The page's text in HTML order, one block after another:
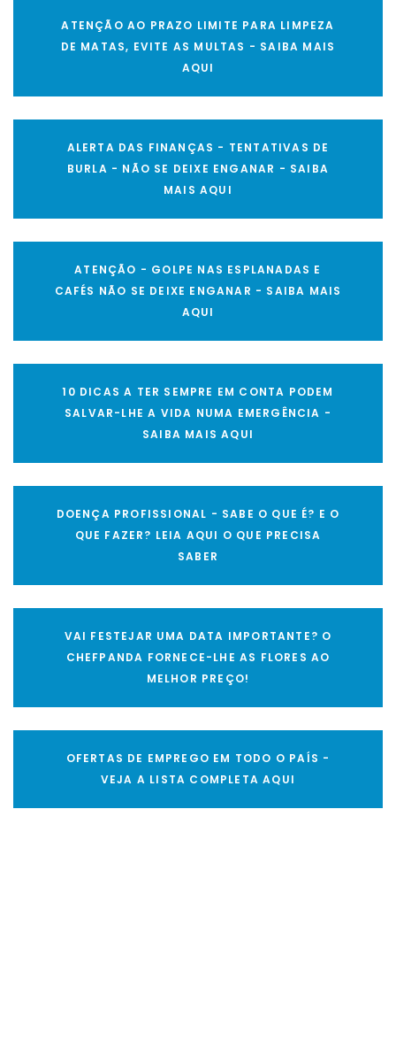
ATENÇÃO AO PRAZO LIMITE PARA LIMPEZA
DE MATAS, EVITE AS MULTAS - SAIBA MAIS
AQUI
ALERTA DAS FINANÇAS - TENTATIVAS DE
BURLA - NÃO SE DEIXE ENGANAR - SAIBA
MAIS AQUI
ATENÇÃO - GOLPE NAS ESPLANADAS E
CAFÉS NÃO SE DEIXE ENGANAR - SAIBA MAIS
AQUI
10 DICAS A TER SEMPRE EM CONTA PODEM
SALVAR-LHE A VIDA NUMA EMERGÊNCIA -
SAIBA MAIS AQUI
DOENÇA PROFISSIONAL - SABE O QUE É? E O
QUE FAZER? LEIA AQUI O QUE PRECISA
SABER
VAI FESTEJAR UMA DATA IMPORTANTE? O
CHEFPANDA FORNECE-LHE AS FLORES AO
MELHOR PREÇO!
OFERTAS DE EMPREGO EM TODO O PAÍS -
VEJA A LISTA COMPLETA AQUI